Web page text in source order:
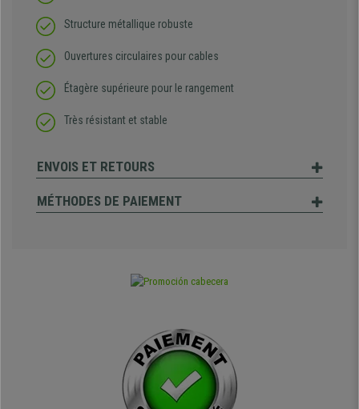
Structure métallique robuste
Ouvertures circulaires pour cables
Étagère supérieure pour le rangement
Très résistant et stable
ENVOIS ET RETOURS
MÉTHODES DE PAIEMENT